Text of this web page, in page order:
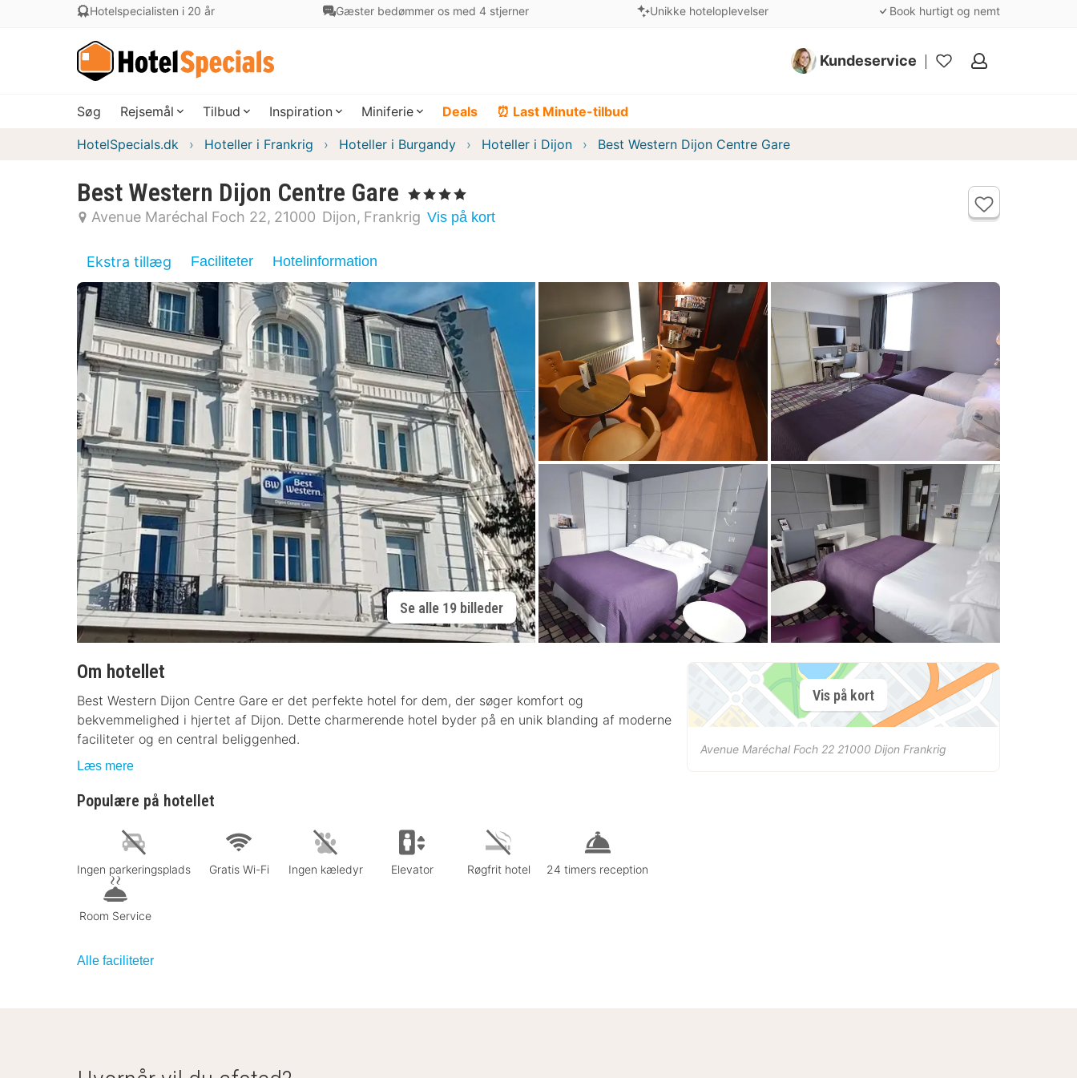
Hotelspecialisten i 20 år Gæster bedømmer os med 4 stjerner Unikke hoteloplevelser Book hurtigt og nemt
Kundeservice
Mine
Søg Rejsemål Tilbud Inspiration Miniferie Deals ⏰ Last Minute-tilbud
HotelSpecials.dk Hoteller i Frankrig Hoteller i Burgandy Hoteller i Dijon Best Western Dijon Centre Gare
Best Western Dijon Centre Gare , 4 Stjerner
Avenue Maréchal Foch 22 21000 Dijon Frankrig Vis på kort
Ekstra tillæg Faciliteter Hotelinformation
Se alle 19 billeder
Om hotellet
Best Western Dijon Centre Gare er det perfekte hotel for dem, der søger komfort og
bekvemmelighed i hjertet af Dijon. Dette charmerende hotel byder på en unik blanding af moderne
faciliteter og en central beliggenhed.
Læs mere
Populære på hotellet
Ingen parkeringsplads Gratis Wi-Fi Ingen kæledyr Elevator Røgfrit hotel 24 timers reception
Room Service
Alle faciliteter
Vis på kort
Avenue Maréchal Foch 22 21000 Dijon Frankrig